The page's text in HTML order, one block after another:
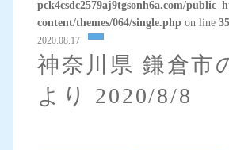
pck4csdc2579aj9tgsonh6a.com/
content/themes/064/single.phpon line 35
2020.08.17
神奈川県 鎌倉市
より 2020/8/8